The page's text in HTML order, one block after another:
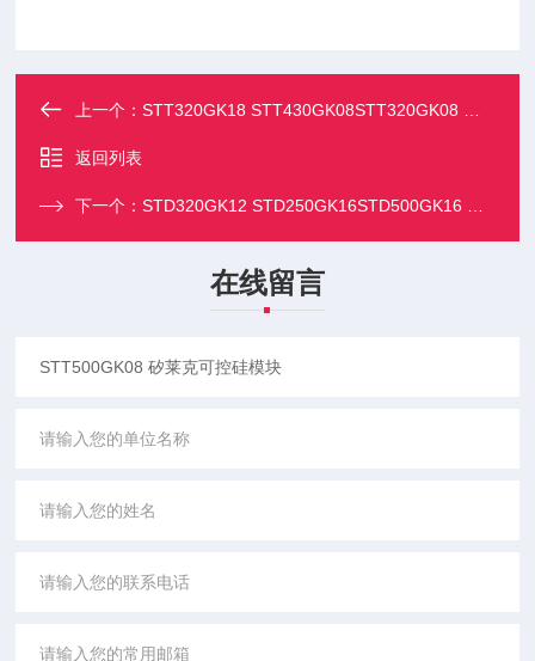
上一个：STT320GK18 STT430GK08STT320GK08 矽莱克可控硅模块
返回列表
下一个：STD320GK12 STD250GK16STD500GK16 矽莱克可控硅模块
在线留言